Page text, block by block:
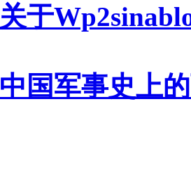
关于
中国军事史上